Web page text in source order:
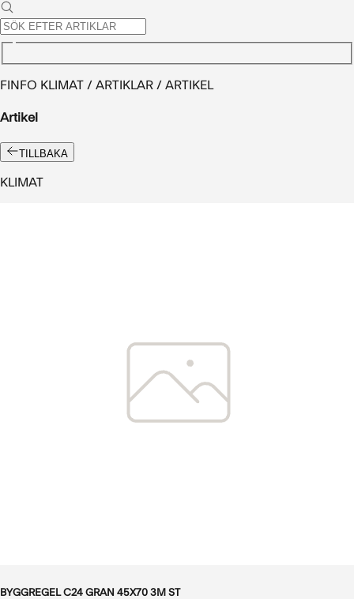
FINFO KLIMAT / ARTIKLAR / ARTIKEL
Artikel
TILLBAKA
KLIMAT
BYGGREGEL C24 GRAN 45X70 3M ST